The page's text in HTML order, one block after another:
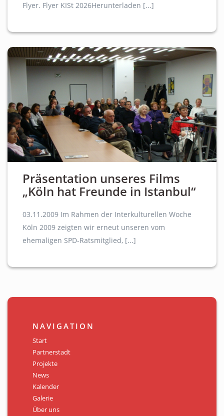
Flyer. Flyer KISt 2026Herunterladen [...]
Präsentation unseres Films
„Köln hat Freunde in Istanbul“
03.11.2009 Im Rahmen der Interkulturellen Woche
Köln 2009 zeigten wir erneut unseren vom
ehemaligen SPD-Ratsmitglied, [...]
NAVIGATION
Start
Partnerstadt
Projekte
News
Kalender
Galerie
Über uns